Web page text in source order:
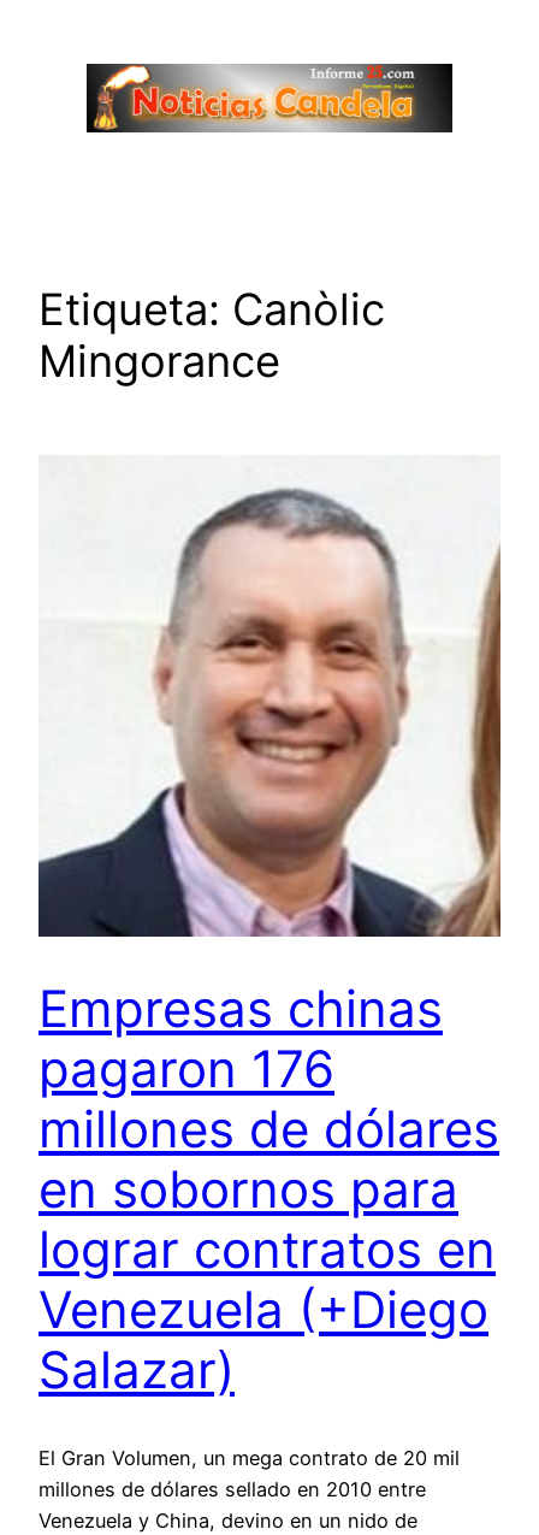
contenido
Etiqueta: Canòlic
Mingorance
Empresas chinas
pagaron 176
millones de dólares
en sobornos para
lograr contratos en
Venezuela (+Diego
Salazar)
El Gran Volumen, un mega contrato de 20 mil
millones de dólares sellado en 2010 entre
Venezuela y China, devino en un nido de